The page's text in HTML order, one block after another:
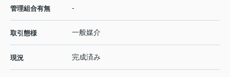
管理組合有無 -
取引態様 一般媒介
現況 完成済み